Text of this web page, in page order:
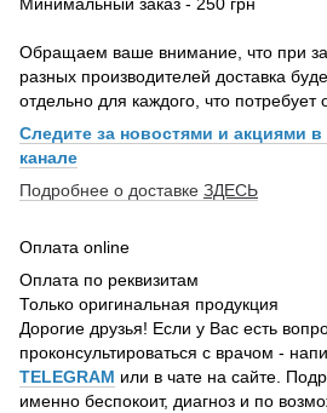
Обращаем ваше внимание, что при
разных производителей доставка
отдельно для каждого, что потребует
Следите за новостями и акциями
канале
Подробнее о доставке ЗДЕСЬ
Оплата online
Оплата по реквизитам
Только оригинальная продукция
Дорогие друзья! Если у Вас есть
проконсультироваться с врачом -
TELEGRAM или в чате на сайте.
именно беспокоит, диагноз и по